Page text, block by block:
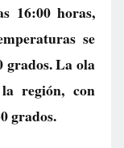
16:00 horas,
se
grados. La ola
región, con
grados.